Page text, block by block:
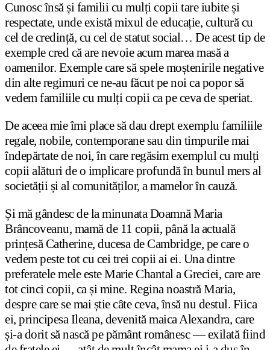
Cunosc însă și familii cu mulți copii tare iubite și
respectate, unde există mixul de educație, cultură cu
cel de credință, cu cel de statut social… De acest tip de
exemple cred că are nevoie acum marea masă a
oamenilor. Exemple care să spele moștenirile negative
din alte regimuri ce ne-au făcut pe noi ca popor să
vedem familiile cu mulți copii ca pe ceva de speriat.
De aceea mie îmi place să dau drept exemplu familiile
regale, nobile, contemporane sau din timpurile mai
îndepărtate de noi, în care regăsim exemplul cu mulți
copii alături de o implicare profundă în bunul mers al
societății și al comunităților, a mamelor în cauză.
Și mă gândesc de la minunata Doamnă Maria
Brâncoveanu, mamă de 11 copii, până la actuală
prințesă Catherine, ducesa de Cambridge, pe care o
vedem peste tot cu cei trei copii ai ei. Una dintre
preferatele mele este Marie Chantal a Greciei, care are
tot cinci copii, ca și mine. Regina noastră Maria,
despre care se mai știe câte ceva, însă nu destul. Fiica
ei, principesa Ileana, devenită maica Alexandra, care
și-a dorit să nască pe pământ românesc — exilată fiind